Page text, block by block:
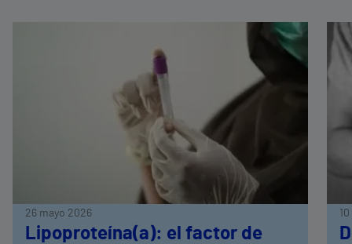
26 mayo 2026
Lipoproteína(a): el factor de